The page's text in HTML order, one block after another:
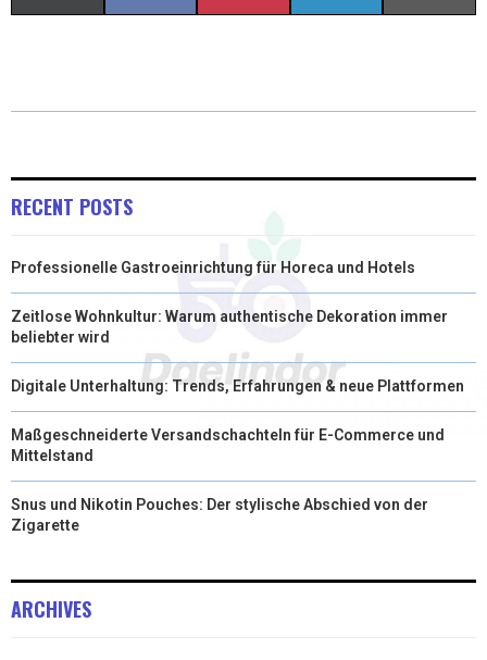
W
E
R
)
E
K
T
S
T
K
N
I
RECENT POSTS
Professionelle Gastroeinrichtung für Horeca und Hotels
Zeitlose Wohnkultur: Warum authentische Dekoration immer
beliebter wird
Digitale Unterhaltung: Trends, Erfahrungen & neue Plattformen
Maßgeschneiderte Versandschachteln für E-Commerce und
Mittelstand
Snus und Nikotin Pouches: Der stylische Abschied von der
Zigarette
ARCHIVES